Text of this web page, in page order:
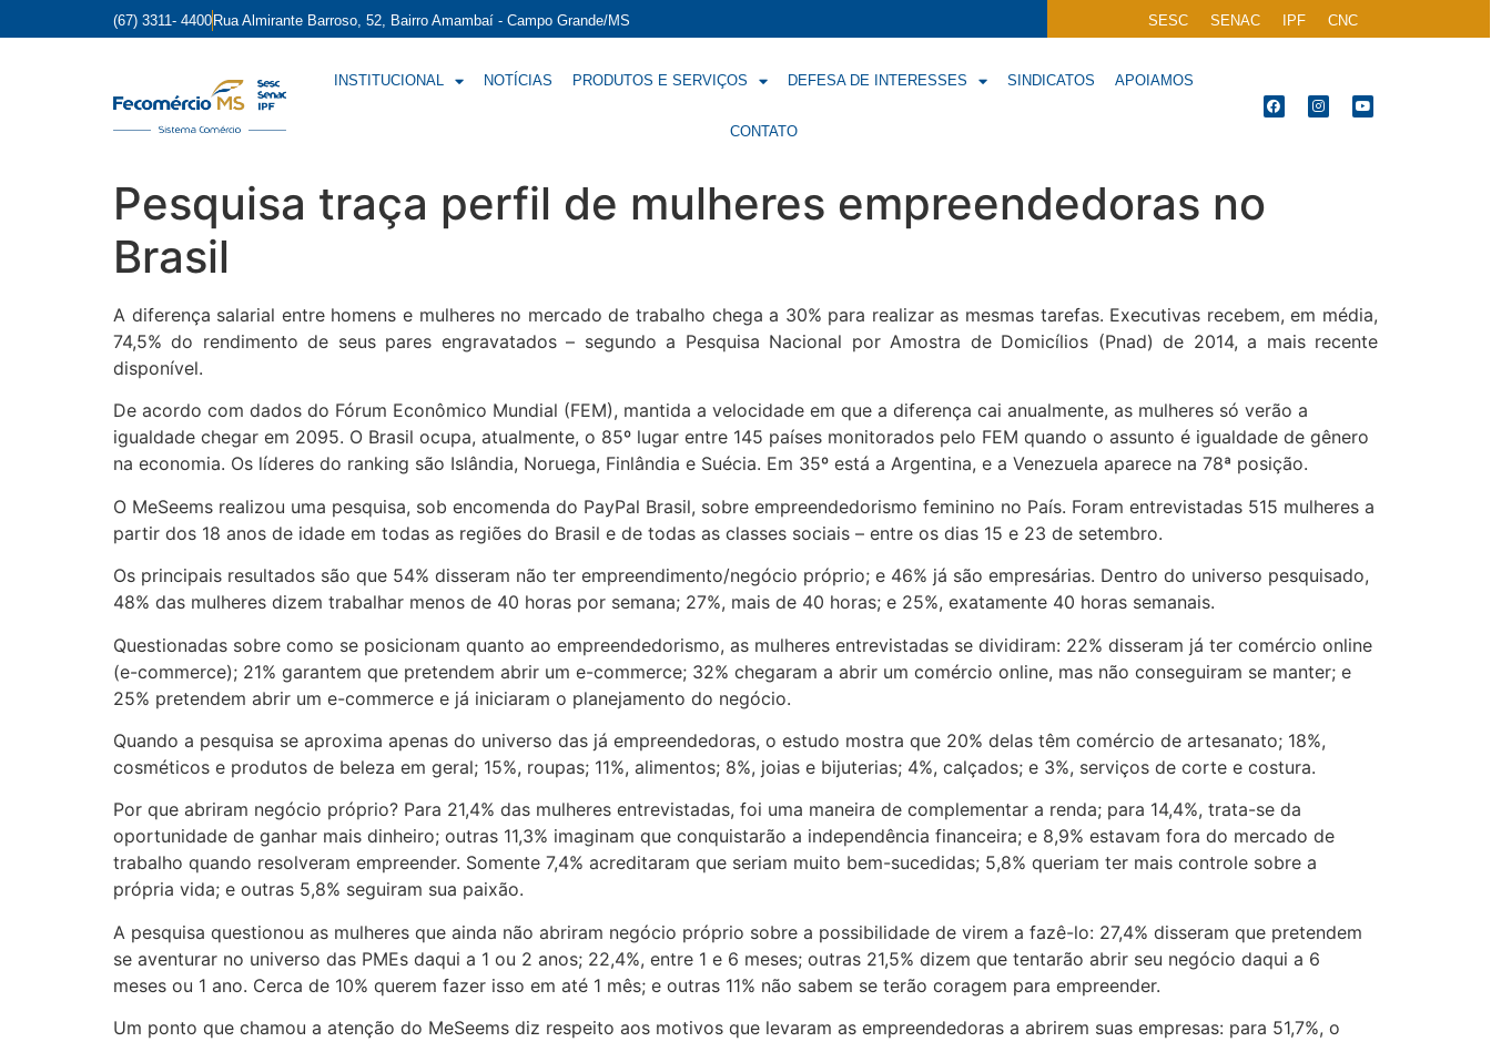
(67) 3311- 4400 Rua Almirante Barroso, 52, Bairro Amambaí - Campo Grande/MS SESC SENAC IPF CNC
INSTITUCIONAL NOTÍCIAS PRODUTOS E SERVIÇOS DEFESA DE INTERESSES SINDICATOS APOIAMOS
CONTATO
Pesquisa traça perfil de mulheres empreendedoras no
Brasil
A diferença salarial entre homens e mulheres no mercado de trabalho chega a 30% para realizar as mesmas tarefas. Executivas recebem, em média,
74,5% do rendimento de seus pares engravatados – segundo a Pesquisa Nacional por Amostra de Domicílios (Pnad) de 2014, a mais recente
disponível.
De acordo com dados do Fórum Econômico Mundial (FEM), mantida a velocidade em que a diferença cai anualmente, as mulheres só verão a
igualdade chegar em 2095. O Brasil ocupa, atualmente, o 85º lugar entre 145 países monitorados pelo FEM quando o assunto é igualdade de gênero
na economia. Os líderes do ranking são Islândia, Noruega, Finlândia e Suécia. Em 35º está a Argentina, e a Venezuela aparece na 78ª posição.
O MeSeems realizou uma pesquisa, sob encomenda do PayPal Brasil, sobre empreendedorismo feminino no País. Foram entrevistadas 515 mulheres a
partir dos 18 anos de idade em todas as regiões do Brasil e de todas as classes sociais – entre os dias 15 e 23 de setembro.
Os principais resultados são que 54% disseram não ter empreendimento/negócio próprio; e 46% já são empresárias. Dentro do universo pesquisado,
48% das mulheres dizem trabalhar menos de 40 horas por semana; 27%, mais de 40 horas; e 25%, exatamente 40 horas semanais.
Questionadas sobre como se posicionam quanto ao empreendedorismo, as mulheres entrevistadas se dividiram: 22% disseram já ter comércio online
(e-commerce); 21% garantem que pretendem abrir um e-commerce; 32% chegaram a abrir um comércio online, mas não conseguiram se manter; e
25% pretendem abrir um e-commerce e já iniciaram o planejamento do negócio.
Quando a pesquisa se aproxima apenas do universo das já empreendedoras, o estudo mostra que 20% delas têm comércio de artesanato; 18%,
cosméticos e produtos de beleza em geral; 15%, roupas; 11%, alimentos; 8%, joias e bijuterias; 4%, calçados; e 3%, serviços de corte e costura.
Por que abriram negócio próprio? Para 21,4% das mulheres entrevistadas, foi uma maneira de complementar a renda; para 14,4%, trata-se da
oportunidade de ganhar mais dinheiro; outras 11,3% imaginam que conquistarão a independência financeira; e 8,9% estavam fora do mercado de
trabalho quando resolveram empreender. Somente 7,4% acreditaram que seriam muito bem-sucedidas; 5,8% queriam ter mais controle sobre a
própria vida; e outras 5,8% seguiram sua paixão.
A pesquisa questionou as mulheres que ainda não abriram negócio próprio sobre a possibilidade de virem a fazê-lo: 27,4% disseram que pretendem
se aventurar no universo das PMEs daqui a 1 ou 2 anos; 22,4%, entre 1 e 6 meses; outras 21,5% dizem que tentarão abrir seu negócio daqui a 6
meses ou 1 ano. Cerca de 10% querem fazer isso em até 1 mês; e outras 11% não sabem se terão coragem para empreender.
Um ponto que chamou a atenção do MeSeems diz respeito aos motivos que levaram as empreendedoras a abrirem suas empresas: para 51,7%, o